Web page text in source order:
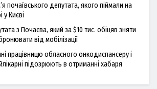
почаївського депутата, якого піймали на
у Києві
з Почаєва, який за $10 тис. обіцяв зняти
від мобілізації
працівницю обласного онкодиспансеру і
підозрюють в отриманні хабаря